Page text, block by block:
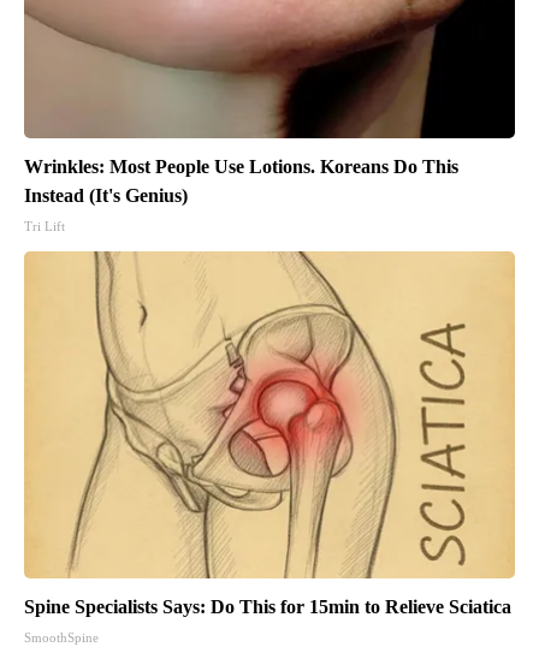
Wrinkles: Most People Use Lotions. Koreans Do This
Instead (It's Genius)
Tri Lift
Spine Specialists Says: Do This for 15min to Relieve Sciatica
SmoothSpine